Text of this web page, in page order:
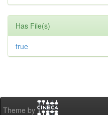
Has File(s)
true
Theme by